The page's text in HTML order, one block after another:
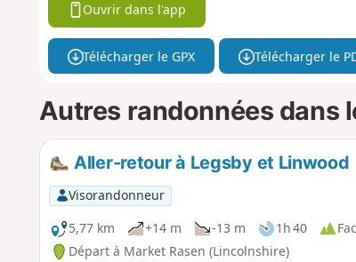
Ouvrir dans l'app
Télécharger le GPX Télécharger le
Autres randonnées dans
Aller-retour à Legsby et Linwood
Visorandonneur
5,77 km
+14 m -13 m 1h 40
Départ à Market Rasen (Lincolnshire)